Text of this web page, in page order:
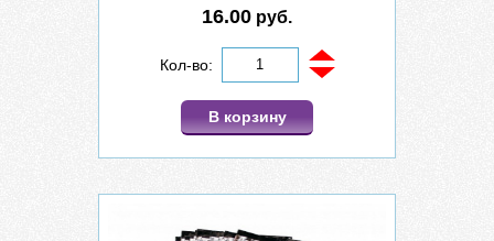
16.00 руб.
Кол-во:
В корзину